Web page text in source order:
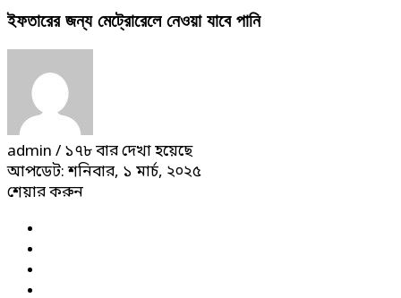
ইফতারের জন্য মেট্রোরেলে নেওয়া যাবে পানি
admin / ১৭৮ বার দেখা হয়েছে
আপডেট: শনিবার, ১ মার্চ, ২০২৫
শেয়ার করুন